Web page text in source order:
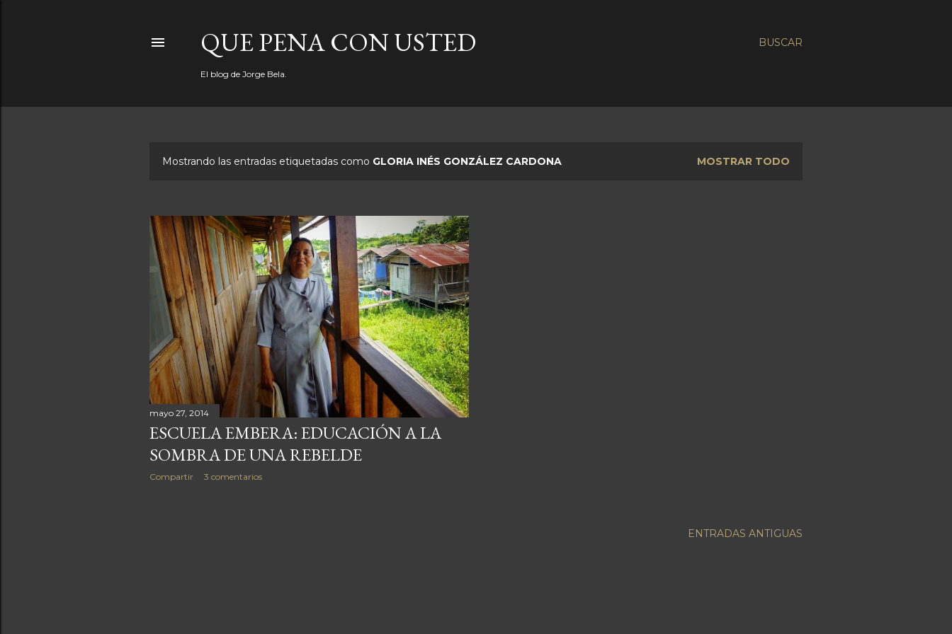
BUSCAR
QUE PENA CON USTED
El blog de Jorge Bela.
t
r
a
s
Mostrando las entradas etiquetadas como GLORIA INÉS GONZÁLEZ CARDONA MOSTRAR TODO
mayo 27, 2014
ESCUELA EMBERA: EDUCACIÓN A LA
SOMBRA DE UNA REBELDE
Compartir 3 comentarios
ENTRADAS ANTIGUAS